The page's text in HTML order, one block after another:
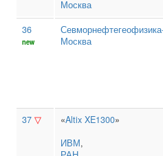
Москва
36
new
Москва
37 ▽ «Altix XE1300»
ИВМ,